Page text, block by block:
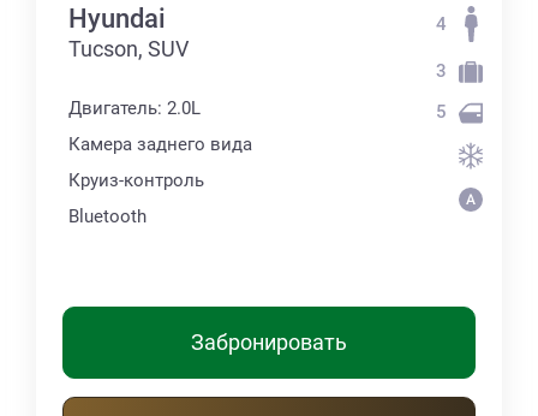
Hyundai
Tucson, SUV
Двигатель: 2.0L
Камера заднего вида
Круиз-контроль
Bluetooth
4
3
5
Забронировать